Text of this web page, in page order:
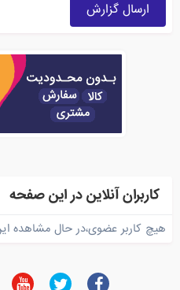
ارسال گزارش
کاربران آنلاین در این صفحه
هیچ کاربر عضوی،در حال مشاهده